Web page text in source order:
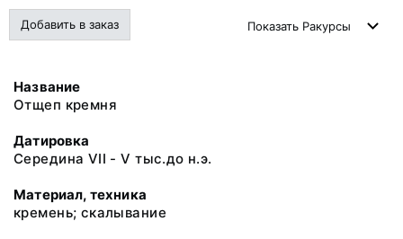
Добавить в заказ Показать Ракурсы
Название
Отщеп кремня
Датировка
Середина VII - V тыс.до н.э.
Материал, техника
кремень; скалывание